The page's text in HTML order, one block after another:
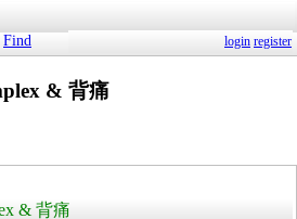
Find login register
& 背痛
& 背痛